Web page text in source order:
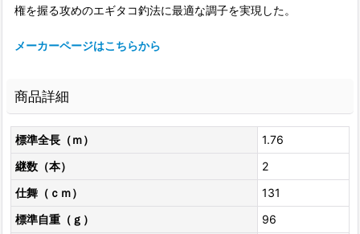
権を握る攻めのエギタコ釣法に最適な調子を実現した。
メーカーページはこちらから
商品詳細
標準全長（ｍ）
1.76
継数（本）
2
仕舞（ｃｍ）
131
標準自重（ｇ）
96